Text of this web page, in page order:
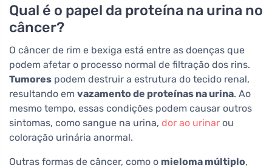
Qual é o papel da proteína na urina no
câncer?
O câncer de rim e bexiga está entre as doenças que
podem afetar o processo normal de filtração dos rins.
Tumores podem destruir a estrutura do tecido renal,
resultando em vazamento de proteínas na urina. Ao
mesmo tempo, essas condições podem causar outros
sintomas, como sangue na urina, dor ao urinar ou
coloração urinária anormal.
Outras formas de câncer, como o mieloma múltiplo,